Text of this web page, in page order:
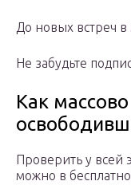
До новых встреч в
Не забудьте
Как
Проверить у всей
можно в